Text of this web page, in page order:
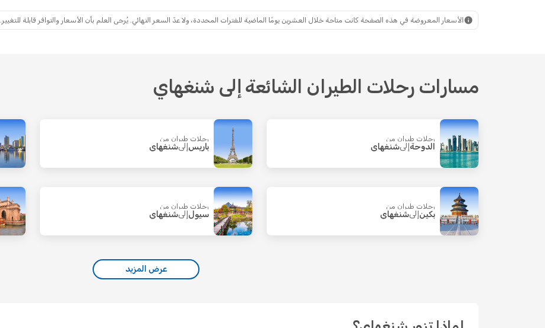
شنغهاي
- الدوحة
شنغهاي
- تونس
الأسعار المعروضة في هذه الصفحة كانت متاحة خلال العشرين يومًا الماضية للفترات المحددة، ولا عدّ السعر النهائي. يُرجى العلم بأن الأسعار والتوافر قابلة للتغيير.
مسارات رحلات الطيران الشائعة إلى شنغهاي
رحلات طيران من
الدوحة إلىشنغهاي
رحلات طيران من
باريس إلىشنغهاي
رحلات طيران من
بكين إلىشنغهاي
رحلات طيران من
سيول إلىشنغهاي
عرض المزيد